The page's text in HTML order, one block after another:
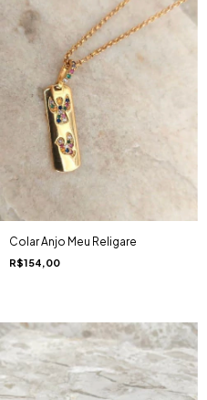
Colar Anjo Meu Religare
R$154,00